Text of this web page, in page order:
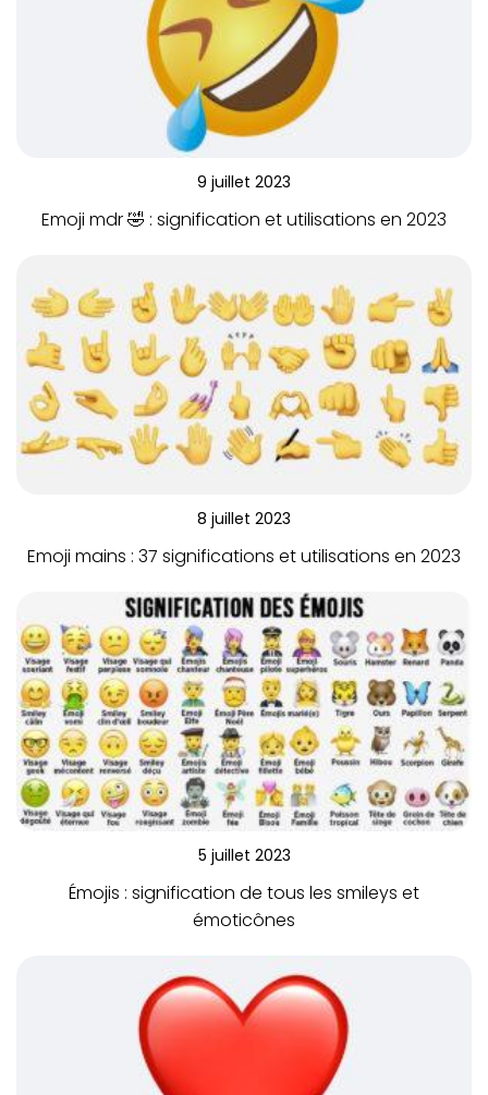
9 juillet 2023
Emoji mdr 🤣 : signification et utilisations en 2023
8 juillet 2023
Emoji mains : 37 significations et utilisations en 2023
5 juillet 2023
Émojis : signification de tous les smileys et
émoticônes